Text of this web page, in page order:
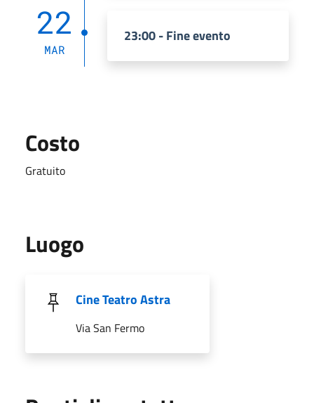
22
MAR
23:00 - Fine evento
Costo
Gratuito
Luogo
Cine Teatro Astra
Via San Fermo